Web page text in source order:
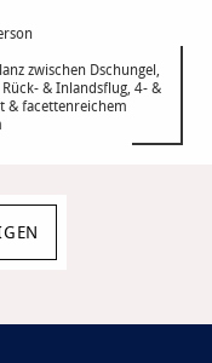
zwischen Dschungel,
& Inlandsflug, 4- &
& facettenreichem